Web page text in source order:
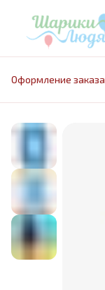
Оформление заказа